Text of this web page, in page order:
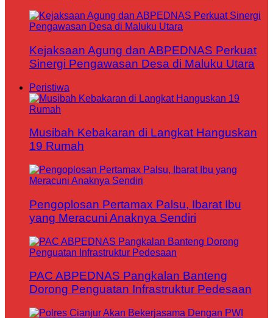
Kejaksaan Agung dan ABPEDNAS Perkuat
Sinergi Pengawasan Desa di Maluku Utara
Peristiwa
Musibah Kebakaran di Langkat Hanguskan
19 Rumah
Pengoplosan Pertamax Palsu, Ibarat Ibu
yang Meracuni Anaknya Sendiri
PAC ABPEDNAS Pangkalan Banteng
Dorong Penguatan Infrastruktur Pedesaan